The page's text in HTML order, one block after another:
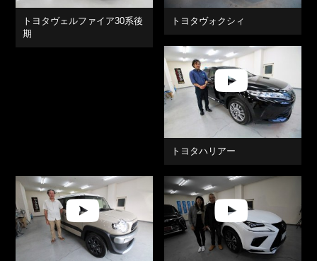
トヨタヴェルファイア30系後
期
トヨタヴォクシィ
トヨタハリアー